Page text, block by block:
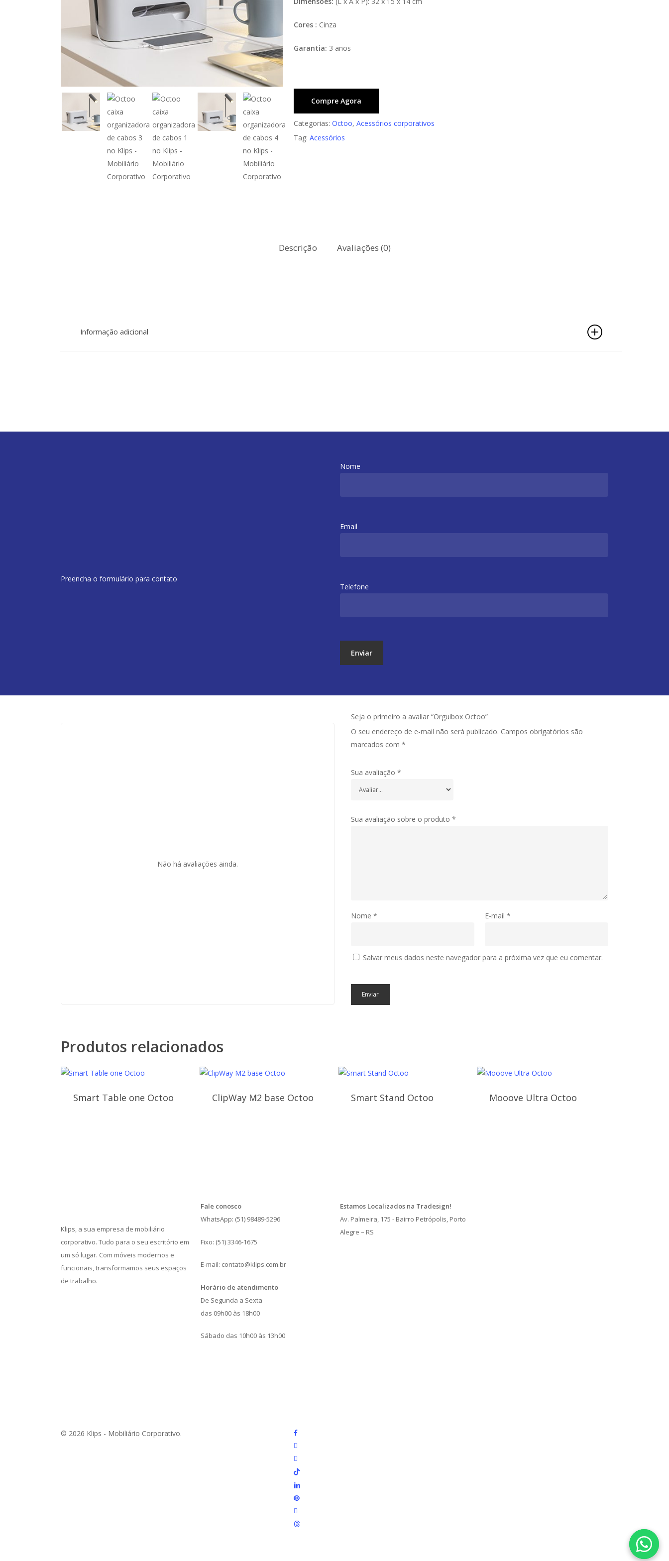
Cores : Cinza
Garantia: 3 anos
Compre Agora
Categorias: Octoo, Acessórios corporativos
Tag: Acessórios
Descrição Avaliações (0)
Informação adicional
Preencha o formulário para contato
Nome
Email
Telefone
Não há avaliações ainda.
Seja o primeiro a avaliar “Orguibox Octoo”
O seu endereço de e-mail não será publicado. Campos obrigatórios são
marcados com *
Sua avaliação *
Sua avaliação sobre o produto *
Nome * E-mail *
Salvar meus dados neste navegador para a próxima vez que eu comentar.
Produtos relacionados
Smart Table one Octoo ClipWay M2 base Octoo Smart Stand Octoo Mooove Ultra Octoo
Klips, a sua empresa de mobiliário
corporativo. Tudo para o seu escritório em
um só lugar. Com móveis modernos e
funcionais, transformamos seus espaços
de trabalho.
Fale conosco
WhatsApp: (51) 98489-5296
Fixo: (51) 3346-1675
E-mail: contato@klips.com.br
Horário de atendimento
De Segunda a Sexta
das 09h00 às 18h00
Sábado das 10h00 às 13h00
Estamos Localizados na Tradesign!
Av. Palmeira, 175 - Bairro Petrópolis, Porto
Alegre – RS
© 2026 Klips - Mobiliário Corporativo.